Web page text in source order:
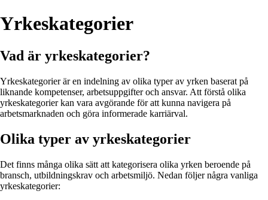
Yrkeskategorier
Vad är yrkeskategorier?
Yrkeskategorier är en indelning av olika typer av yrken baserat på
liknande kompetenser, arbetsuppgifter och ansvar. Att förstå olika
yrkeskategorier kan vara avgörande för att kunna navigera på
arbetsmarknaden och göra informerade karriärval.
Olika typer av yrkeskategorier
Det finns många olika sätt att kategorisera olika yrken beroende på
bransch, utbildningskrav och arbetsmiljö. Nedan följer några vanliga
yrkeskategorier: